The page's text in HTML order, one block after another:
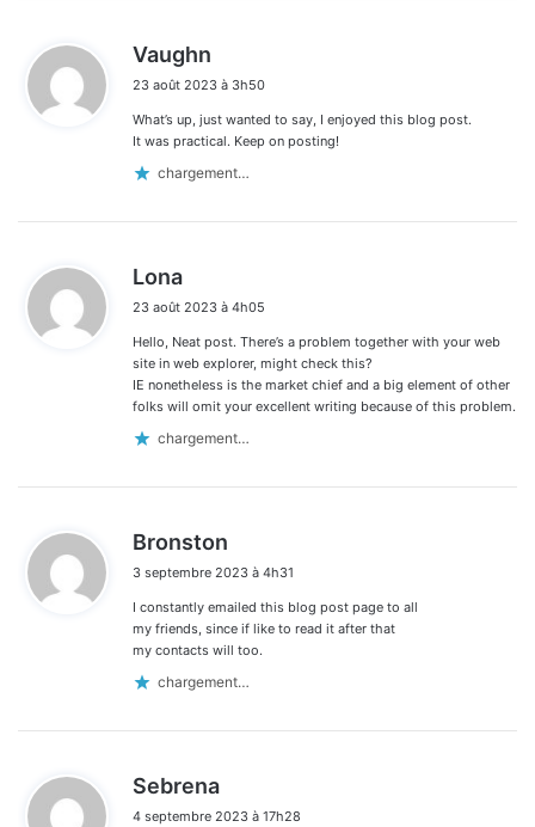
Vaughn
t
:
23 août 2023 à 3h50
What’s up, just wanted to say, I enjoyed this blog post.
It was practical. Keep on posting!
chargement…
Lona
t
:
23 août 2023 à 4h05
Hello, Neat post. There’s a problem together with your web
site in web explorer, might check this?
IE nonetheless is the market chief and a big element of other
folks will omit your excellent writing because of this problem.
chargement…
Bronston
t
:
3 septembre 2023 à 4h31
I constantly emailed this blog post page to all
my friends, since if like to read it after that
my contacts will too.
chargement…
Sebrena
t
4 septembre 2023 à 17h28